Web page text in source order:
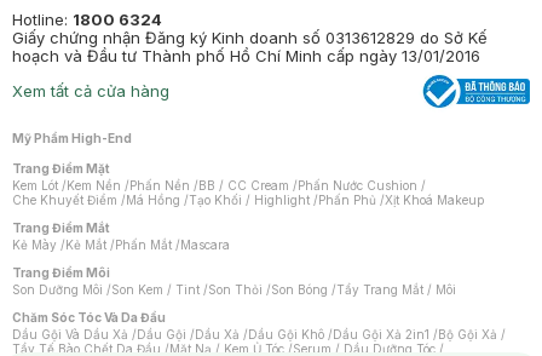
Hotline: 1800 6324
Giấy chứng nhận Đăng ký Kinh doanh số 0313612829 do Sở Kế
hoạch và Đầu tư Thành phố Hồ Chí Minh cấp ngày 13/01/2016
Xem tất cả cửa hàng
Mỹ Phẩm High-End
Trang Điểm Mặt
Kem Lót /Kem Nền /Phấn Nền /BB / CC Cream /Phấn Nước Cushion /
Che Khuyết Điểm /Má Hồng /Tạo Khối / Highlight /Phấn Phủ /Xịt Khoá Makeup
Trang Điểm Mắt
Kẻ Mày /Kẻ Mắt /Phấn Mắt /Mascara
Trang Điểm Môi
Son Dưỡng Môi /Son Kem / Tint /Son Thỏi /Son Bóng /Tẩy Trang Mắt / Môi
Chăm Sóc Tóc Và Da Đầu
Dầu Gội Và Dầu Xả /Dầu Gội /Dầu Xả /Dầu Gội Khô /Dầu Gội Xả 2in1 /Bộ Gội Xả /
Tẩy Tế Bào Chết Da Đầu /Mặt Nạ / Kem Ủ Tóc /Serum / Dầu Dưỡng Tóc /